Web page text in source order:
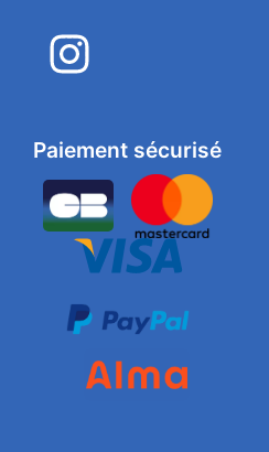
Paiement sécurisé